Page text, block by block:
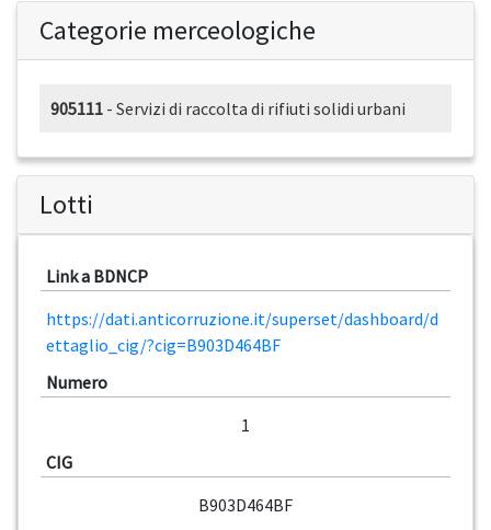
Categorie merceologiche
905111 - Servizi di raccolta di rifiuti solidi urbani
Lotti
Link a BDNCP
https://dati.anticorruzione.it/superset/dashboard/d
ettaglio_cig/?cig=B903D464BF
Numero
1
CIG
B903D464BF